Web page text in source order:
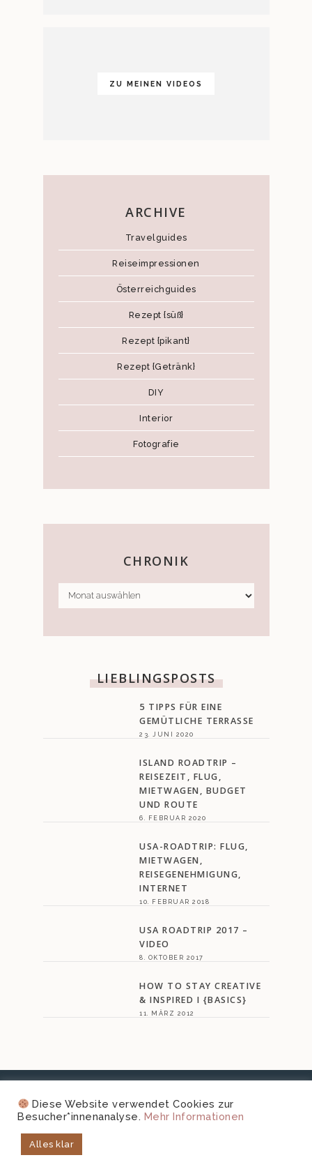
ZU MEINEN VIDEOS
ARCHIVE
Travelguides
Reiseimpressionen
Österreichguides
Rezept {süß}
Rezept {pikant}
Rezept {Getränk}
DIY
Interior
Fotografie
CHRONIK
CHRONIK
LIEBLINGSPOSTS
5 TIPPS FÜR EINE
GEMÜTLICHE TERRASSE
23. JUNI 2020
ISLAND ROADTRIP –
REISEZEIT, FLUG,
MIETWAGEN, BUDGET
UND ROUTE
6. FEBRUAR 2020
USA-ROADTRIP: FLUG,
MIETWAGEN,
REISEGENEHMIGUNG,
INTERNET
10. FEBRUAR 2018
USA ROADTRIP 2017 –
VIDEO
8. OKTOBER 2017
HOW TO STAY CREATIVE
& INSPIRED I {BASICS}
11. MÄRZ 2012
@MAGNOLIAELECTRIC
Diese Website verwendet Cookies zur
Besucher*innenanalyse. Mehr Informationen
Alles klar